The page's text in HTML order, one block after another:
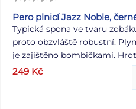
Pero plnicí Jazz Noble,
Typická spona ve tvaru
proto obzvláště robustní.
je zajištěno bombičkami.
psaní s většími výkyvy.
249 Kč